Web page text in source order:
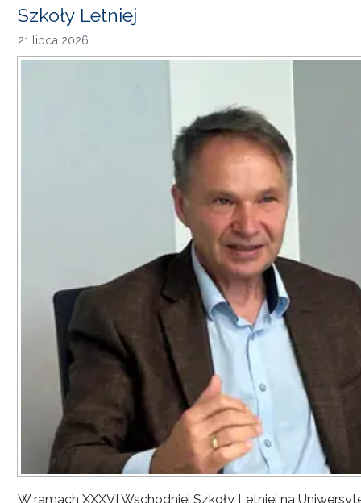
Szkoły Letniej
21 lipca 2026
W ramach XXXVI Wschodniej Szkoły Letniej na